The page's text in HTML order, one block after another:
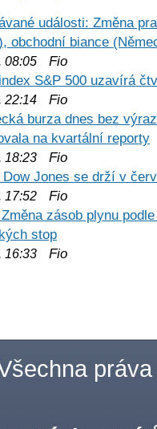
události: Změna
obchodní biance
08:05 Fio
S&P 500 uzavírá
22:14 Fio
burza dnes bez
na kvartální reporty
18:23 Fio
Dow Jones se drží v
17:52 Fio
zásob plynu
stop
16:33 Fio
práva